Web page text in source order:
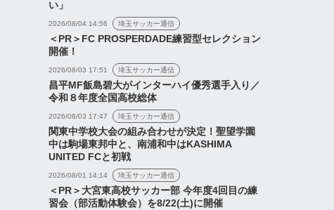
「みなさんに活躍する姿を
届けられるよう全力で頑張
ります」浦和レッズが松永
颯汰のUDオ...
『荻原はベルギー・ルーベ
ンに移籍か』『沖縄キャン
い」
2026/08/04 14:56 埼玉サッカー通信
＜PR＞FC PROSPERDADE練習型セレクション
開催！
2026/08/03 17:51 埼玉サッカー通信
昌平MF飯島碧大がインターハイ優秀選手入り／
令和８年度全国高校総体
2026/08/03 17:47 埼玉サッカー通信
関東中学校大会の組み合わせが決定！聖望学園
中は駒場東邦中と、南浦和中はKASHIMA
UNITED FCと初戦
2026/08/01 14:14 埼玉サッカー通信
＜PR＞大宮東高校サッカー部 今年度4回目の練
習会（部活動体験会）を8/22(土)に開催